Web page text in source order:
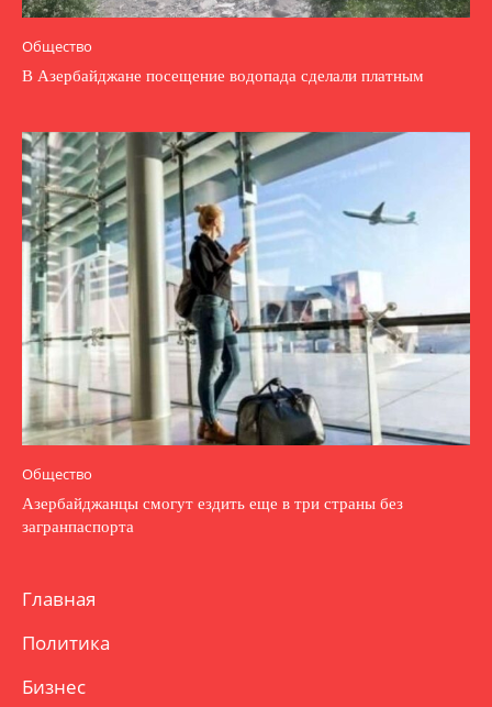
Общество
В Азербайджане посещение водопада сделали платным
Общество
Азербайджанцы смогут ездить еще в три страны без
загранпаспорта
Главная
Политика
Бизнес